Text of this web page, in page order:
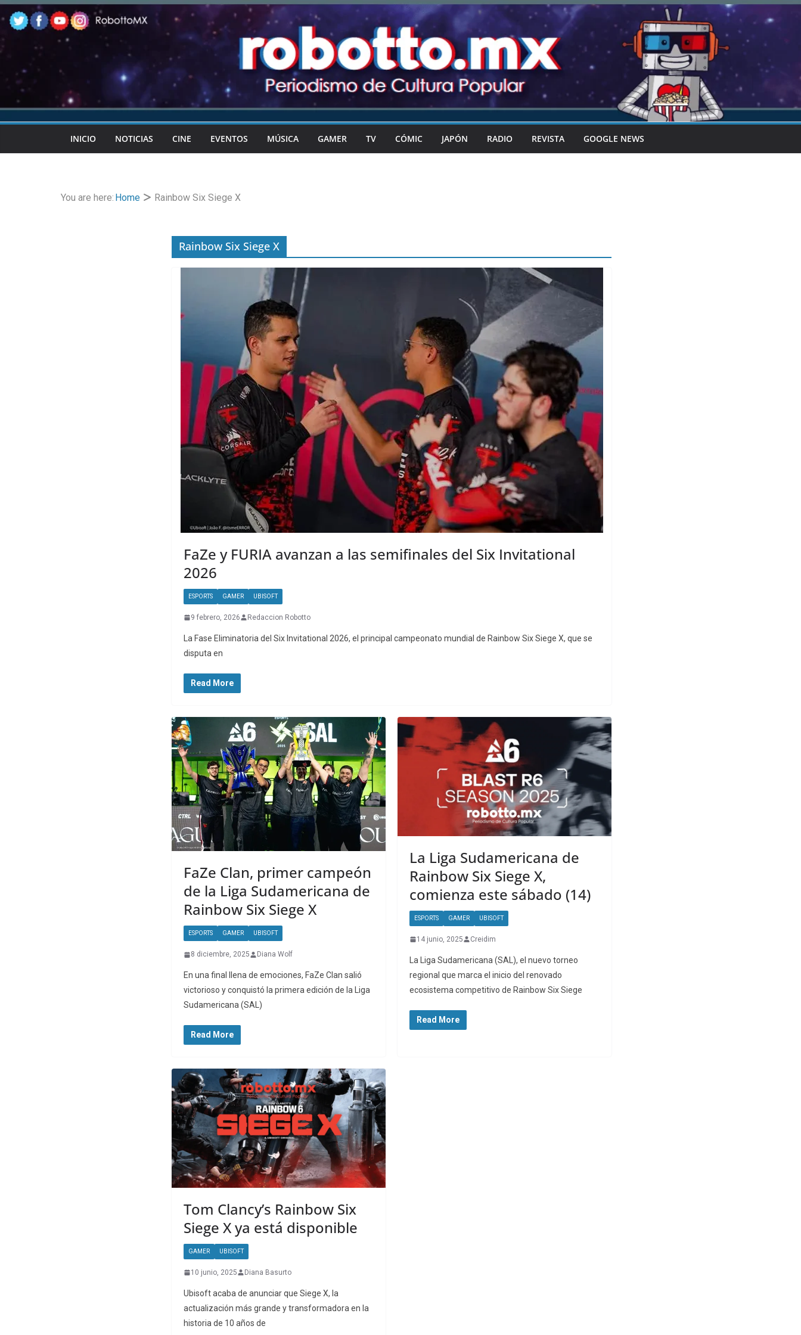
Skip
to
content
INICIO NOTICIAS CINE EVENTOS MÚSICA GAMER TV CÓMIC JAPÓN RADIO REVISTA GOOGLE NEWS
You are here: Home Rainbow Six Siege X
Rainbow Six Siege X
FaZe y FURIA avanzan a las semifinales del Six Invitational
2026
ESPORTS GAMER UBISOFT
9 febrero, 2026 Redaccion Robotto
La Fase Eliminatoria del Six Invitational 2026, el principal campeonato mundial de Rainbow Six Siege X, que se
disputa en
Read More
FaZe Clan, primer campeón
de la Liga Sudamericana de
Rainbow Six Siege X
ESPORTS GAMER UBISOFT
8 diciembre, 2025 Diana Wolf
En una final llena de emociones, FaZe Clan salió
victorioso y conquistó la primera edición de la Liga
Sudamericana (SAL)
Read More
La Liga Sudamericana de
Rainbow Six Siege X,
comienza este sábado (14)
ESPORTS GAMER UBISOFT
14 junio, 2025 Creidim
La Liga Sudamericana (SAL), el nuevo torneo
regional que marca el inicio del renovado
ecosistema competitivo de Rainbow Six Siege
Read More
Tom Clancy’s Rainbow Six
Siege X ya está disponible
GAMER UBISOFT
10 junio, 2025 Diana Basurto
Ubisoft acaba de anunciar que Siege X, la
actualización más grande y transformadora en la
historia de 10 años de